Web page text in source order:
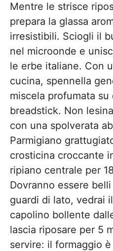
Mentre le strisce
prepara la glassa
irresistibili. Sciogli il
nel microonde e
le erbe italiane. Con
cucina, spennella
miscela profumata su
breadstick. Non
con una spolverata
Parmigiano
crosticina croccante
ripiano centrale per
Dovranno essere
guardi di lato, vedrai
capolino bollente
lascia riposare per 5
servire: il formaggio